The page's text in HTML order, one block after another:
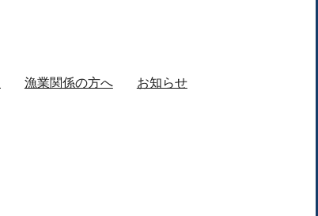
漁業関係の方へ お知らせ